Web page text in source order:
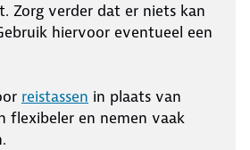
Zorg verder dat er niets kan
hiervoor eventueel een
reistassen in plaats van
flexibeler en nemen vaak